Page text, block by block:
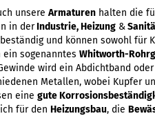
unsere Armaturen halten die
in derIndustrie, Heizung &
und können sowohl für
sogenanntes Whitworth-
wird ein Abdichtband
Metallen, wobei Kupfer
eine gute
für den Heizungsbau, die